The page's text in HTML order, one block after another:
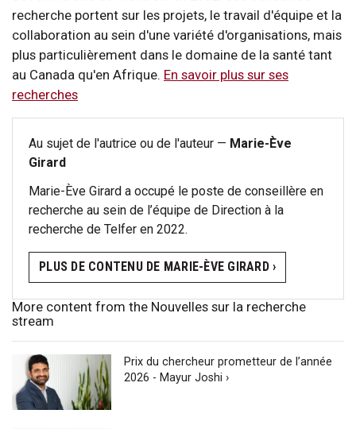
recherche portent sur les projets, le travail d'équipe et la
collaboration au sein d'une variété d'organisations, mais
plus particulièrement dans le domaine de la santé tant
au Canada qu'en Afrique. En savoir plus sur ses
recherches
Au sujet de l'autrice ou de l'auteur — Marie-Ève
Girard
Marie-Ève Girard a occupé le poste de conseillère en
recherche au sein de l’équipe de Direction à la
recherche de Telfer en 2022.
PLUS DE CONTENU DE MARIE-ÈVE GIRARD ›
More content from the Nouvelles sur la recherche
stream
Prix du chercheur prometteur de l’année
2026 - Mayur Joshi ›